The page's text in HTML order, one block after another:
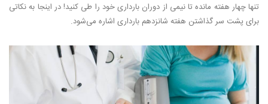
تنها چهار هفته مانده تا نیمی از دوران بارداری خود را طی کنید! در اینجا به نکاتی
برای پشت سر گذاشتن هفته شانزدهم بارداری اشاره می‌­شود.